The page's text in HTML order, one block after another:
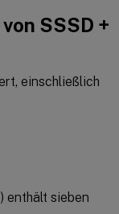
SSSD +
einschließlich
enthält sieben